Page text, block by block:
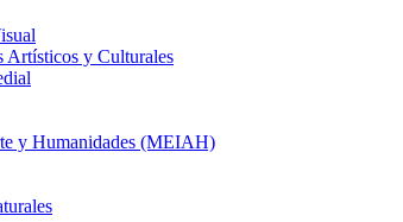
Artísticos y Culturales
y Humanidades (MEIAH)